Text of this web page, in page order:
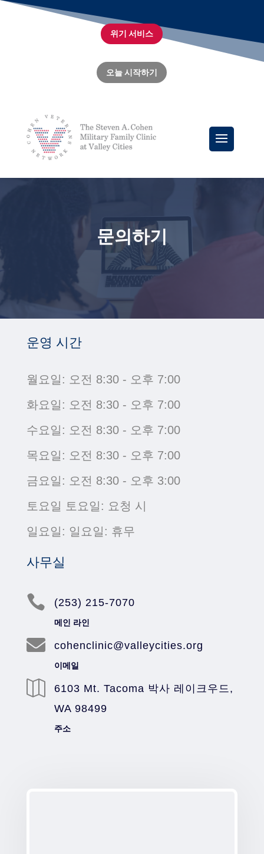
위기 서비스
오늘 시작하기
문의하기
운영 시간
월요일: 오전 8:30 - 오후 7:00
화요일: 오전 8:30 - 오후 7:00
수요일: 오전 8:30 - 오후 7:00
목요일: 오전 8:30 - 오후 7:00
금요일: 오전 8:30 - 오후 3:00
토요일 토요일: 요청 시
일요일: 일요일: 휴무
사무실
 (253) 215-7070
메인 라인
 cohenclinic@valleycities.org
이메일

6103 Mt. Tacoma 박사 레이크우드,
WA 98499
주소